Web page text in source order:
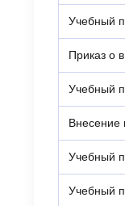
Учебный
Приказ о
Учебный
Внесение
Учебный
Учебный